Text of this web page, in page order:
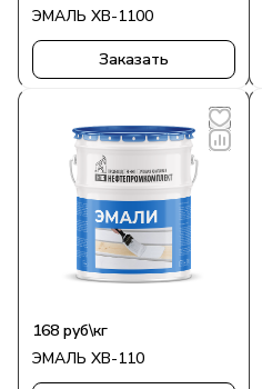
ЭМАЛЬ ХВ-1100
Заказать
168 руб\кг
ЭМАЛЬ ХВ-110